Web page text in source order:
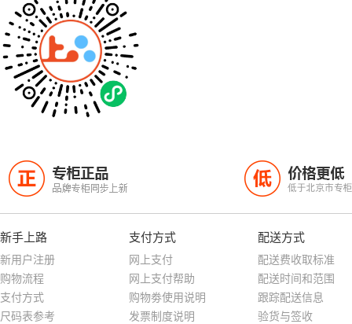
正 专柜正品
品牌专柜同步上新
低 价格更低
低于北京市专
新手上路
新用户注册
购物流程
支付方式
尺码表参考
支付方式
网上支付
网上支付帮助
购物劵使用说明
发票制度说明
配送方式
配送费收取标准
配送时间和范围
跟踪配送信息
验货与签收